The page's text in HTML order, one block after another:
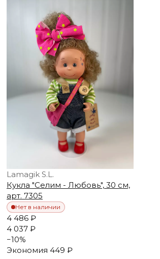
Lamagik S.L.
Кукла "Селим - Любовь", 30 см,
арт. 7305
Нет в наличии
4 486 ₽
4 037 ₽
−10%
Экономия 449 ₽